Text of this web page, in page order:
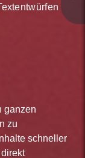
ganzen
zu
schneller